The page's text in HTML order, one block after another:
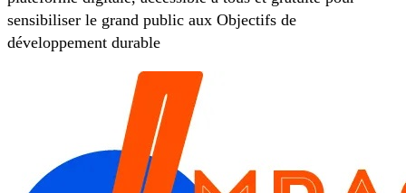
sensibiliser le grand public aux Objectifs de
développement durable